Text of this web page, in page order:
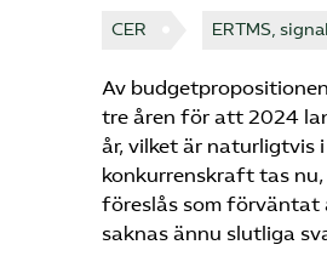
CER ERTMS,
Av
tre åren för att 2024
år, vilket är naturligtvis
konkurrenskraft tas
föreslås som förväntat
saknas ännu slutliga